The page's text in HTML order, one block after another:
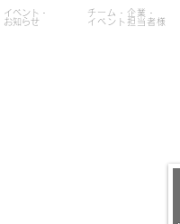
チーム・企業・
イベント担当者様
​イベント・
​お知らせ